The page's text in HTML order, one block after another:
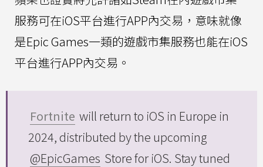
服務可在iOS平台進行APP內交易，意味就像
是Epic Games一類的遊戲市集服務也能在iOS
平台進行APP內交易。
Fortnite will return to iOS in Europe in
2024, distributed by the upcoming
@EpicGames Store for iOS. Stay tuned